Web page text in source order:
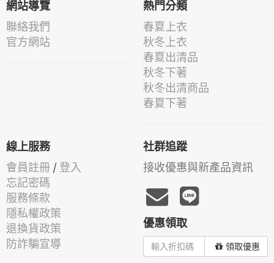
網站導覽
聯絡我們
官方網站
熱門分類
春夏上衣
秋冬上衣
春夏出清品
秋冬下著
秋冬出清商品
春夏下著
線上服務
會員註冊 / 登入
忘記密碼
服務條款
隱私權政策
退換貨政策
防詐騙宣導
社群追蹤
接收優惠與新產品資訊
優惠領取
領取優惠